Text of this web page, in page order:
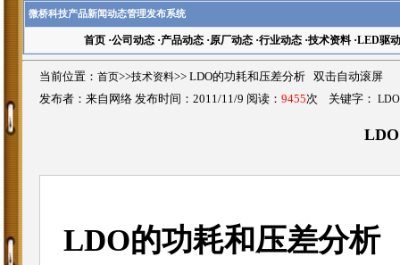
微桥科技产品新闻动态管理发布系统
首页·公司动态·产品动态·原厂动态·行业动态·技术资料·LED驱动
当前位置： 首页>>技术资料>> LDO的功耗和压差分析 双击自动滚屏
发布者：来自网络 发布时间：2011/11/9 阅读： 9455次 关键字： LDO
LDO的功耗和压差分析